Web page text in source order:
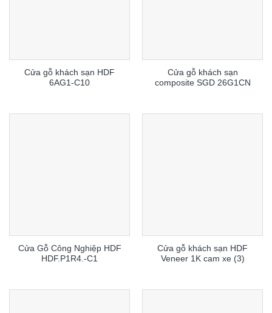
Cửa gỗ khách sạn HDF
6AG1-C10
Cửa gỗ khách sạn
composite SGD 26G1CN
Cửa Gỗ Công Nghiệp HDF
HDF.P1R4.-C1
Cửa gỗ khách sạn HDF
Veneer 1K cam xe (3)